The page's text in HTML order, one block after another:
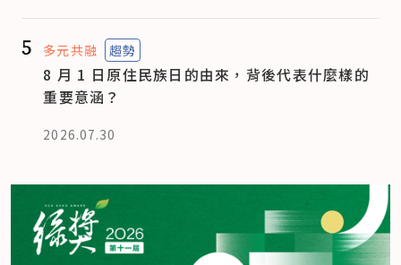
5 多元共融 趨勢
8 月 1 日原住民族日的由來，背後代表什麼樣的
重要意涵？
2026.07.30